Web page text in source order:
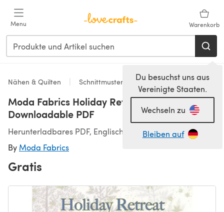
Menu Warenkorb
Du besuchst uns aus
Vereinigte Staaten.
Wechseln zu
Bleiben auf
Nähen & Quilten Schnittmuster & Quiltmuster
Moda Fabrics Holiday Retreat Quilt -
Downloadable PDF
Herunterladbares PDF, Englisch
By Moda Fabrics
Gratis